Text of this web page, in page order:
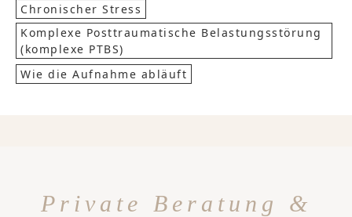
Chronischer Stress
Komplexe Posttraumatische Belastungsstörung
(komplexe PTBS)
Wie die Aufnahme abläuft
Private Beratung &